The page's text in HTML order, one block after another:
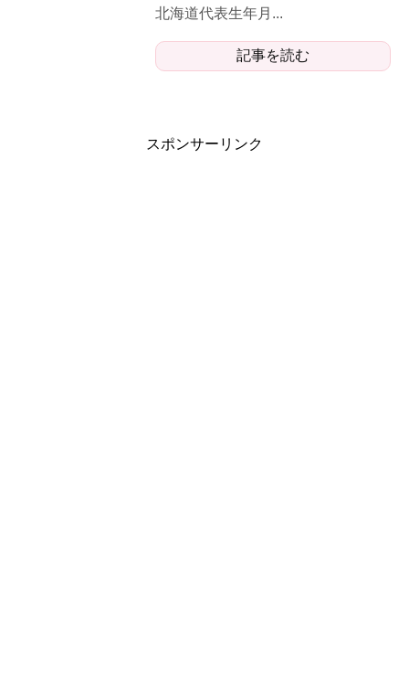
北海道代表生年月...
記事を読む
スポンサーリンク